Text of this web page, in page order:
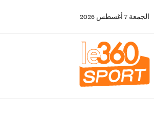
الجمعة 7 أغسطس 2026